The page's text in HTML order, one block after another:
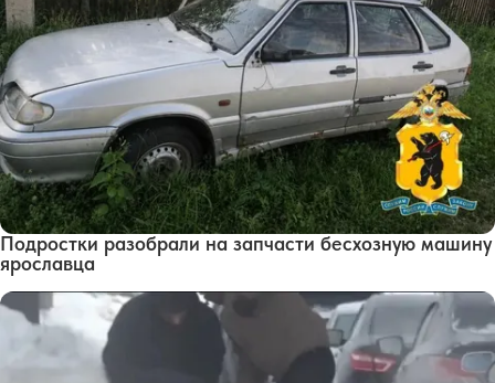
Подростки разобрали на запчасти бесхозную машину
ярославца